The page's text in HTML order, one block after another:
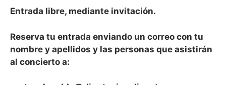
Entrada libre, mediante invitación.
Reserva tu entrada enviando un correo con tu
nombre y apellidos y las personas que asistirán
al concierto a: